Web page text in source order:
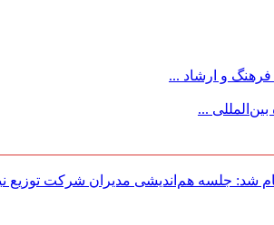
و ارشاد ...
...
جلسه هم‌اندیشی مدیران شركت توزیع